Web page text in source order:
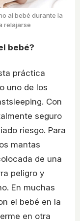
al bebé durante la
relajarse
bebé?
práctica
uno de los
Con
seguro
riesgo. Para
mantas
de una
peligro y
En muchas
el bebé en la
en otra